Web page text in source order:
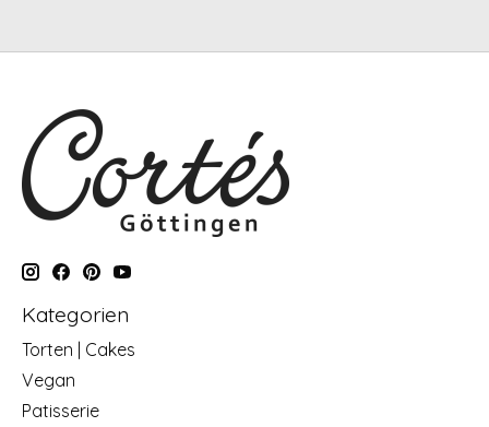
Kategorien
Torten | Cakes
Vegan
Patisserie